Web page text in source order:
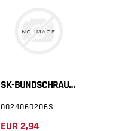
SK-BUNDSCHRAUBE M6X20 ISA30
0024060206S
EUR 2,94